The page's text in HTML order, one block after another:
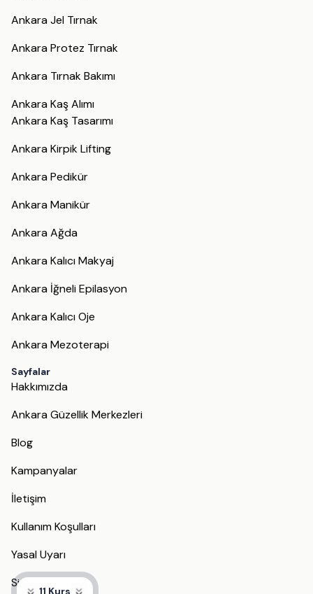
11 Kurs
Ankara Jel Tırnak
Ankara Protez Tırnak
Ankara Tırnak Bakımı
Ankara Kaş Alımı
Ankara Kaş Tasarımı
Ankara Kirpik Lifting
Ankara Pedikür
Ankara Manikür
Ankara Ağda
Ankara Kalıcı Makyaj
Ankara İğneli Epilasyon
Ankara Kalıcı Oje
Ankara Mezoterapi
Sayfalar
Hakkımızda
Ankara Güzellik Merkezleri
Blog
Kampanyalar
İletişim
Kullanım Koşulları
Yasal Uyarı
Site Haritası